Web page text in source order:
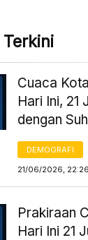
Cuaca
Hari Ini, 21
dengan
DEMOGRAFI
21/06/2026,
Prakiraan
Hari Ini 21